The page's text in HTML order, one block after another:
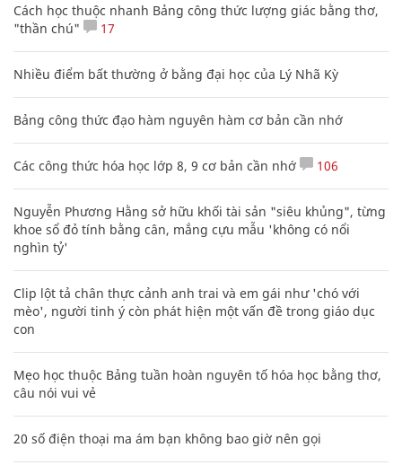
Cách học thuộc nhanh Bảng công thức lượng giác bằng thơ,
"thần chú"
17
Nhiều điểm bất thường ở bằng đại học của Lý Nhã Kỳ
Bảng công thức đạo hàm nguyên hàm cơ bản cần nhớ
Các công thức hóa học lớp 8, 9 cơ bản cần nhớ 106
Nguyễn Phương Hằng sở hữu khối tài sản "siêu khủng", từng
khoe sổ đỏ tính bằng cân, mắng cựu mẫu 'không có nổi
nghìn tỷ'
Clip lột tả chân thực cảnh anh trai và em gái như 'chó với
mèo', người tinh ý còn phát hiện một vấn đề trong giáo dục
con
Mẹo học thuộc Bảng tuần hoàn nguyên tố hóa học bằng thơ,
câu nói vui vẻ
20 số điện thoại ma ám bạn không bao giờ nên gọi